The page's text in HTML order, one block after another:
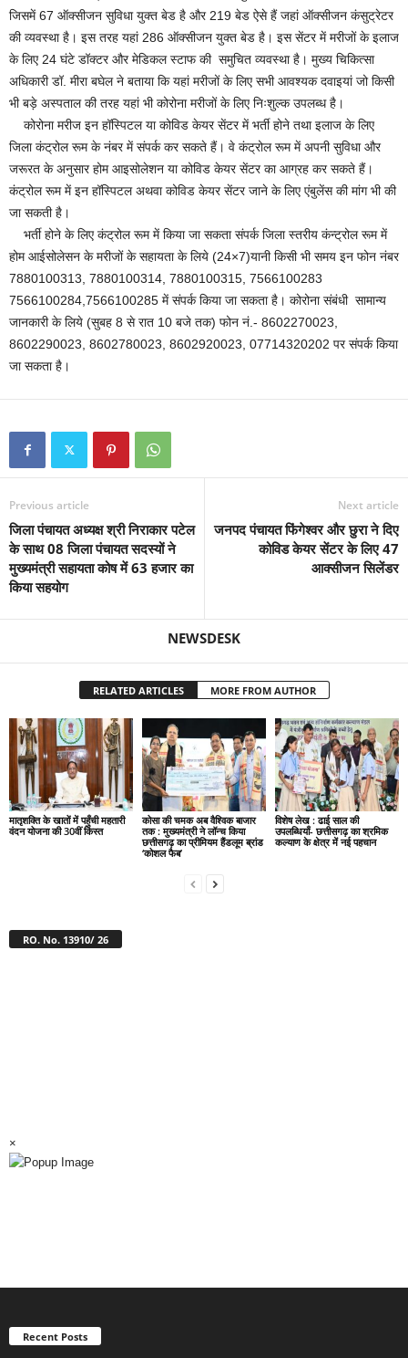
जिसमें 67 ऑक्सीजन सुविधा युक्त बेड है और 219 बेड ऐसे हैं जहां ऑक्सीजन कंसुट्रेटर
की व्यवस्था है। इस तरह यहां 286 ऑक्सीजन युक्त बेड है। इस सेंटर में मरीजों के इलाज
के लिए 24 घंटे डॉक्टर और मेडिकल स्टाफ की समुचित व्यवस्था है। मुख्य चिकित्सा
अधिकारी डॉ. मीरा बघेल ने बताया कि यहां मरीजों के लिए सभी आवश्यक दवाइयां जो किसी
भी बड़े अस्पताल की तरह यहां भी कोरोना मरीजों के लिए निःशुल्क उपलब्ध है।
कोरोना मरीज इन हॉस्पिटल या कोविड केयर सेंटर में भर्ती होने तथा इलाज के लिए
जिला कंट्रोल रूम के नंबर में संपर्क कर सकते हैं। वे कंट्रोल रूम में अपनी सुविधा और
जरूरत के अनुसार होम आइसोलेशन या कोविड केयर सेंटर का आग्रह कर सकते हैं।
कंट्रोल रूम में इन हॉस्पिटल अथवा कोविड केयर सेंटर जाने के लिए एंबुलेंस की मांग भी की
जा सकती है।
भर्ती होने के लिए कंट्रोल रूम में किया जा सकता संपर्क जिला स्तरीय कंन्ट्रोल रूम में
होम आईसोलेसन के मरीजों के सहायता के लिये (24×7)यानी किसी भी समय इन फोन नंबर
7880100313, 7880100314, 7880100315, 7566100283
7566100284,7566100285 में संपर्क किया जा सकता है। कोरोना संबंधी सामान्य
जानकारी के लिये (सुबह 8 से रात 10 बजे तक) फोन नं.- 8602270023,
8602290023, 8602780023, 8602920023, 07714320202 पर संपर्क किया
जा सकता है।
Previous article
जिला पंचायत अध्यक्ष श्री निराकार पटेल
के साथ 08 जिला पंचायत सदस्यों ने
मुख्यमंत्री सहायता कोष में 63 हजार का
किया सहयोग
Next article
जनपद पंचायत फिंगेश्वर और छुरा ने दिए
कोविड केयर सेंटर के लिए 47
आक्सीजन सिलेंडर
NEWSDESK
RELATED ARTICLES MORE FROM AUTHOR
मातृशक्ति के खातों में पहुँची महतारी
वंदन योजना की 30वीं किस्त
कोसा की चमक अब वैश्विक बाजार
तक : मुख्यमंत्री ने लॉन्च किया
छत्तीसगढ़ का प्रीमियम हैंडलूम ब्रांड
‘कोशल फैब’
विशेष लेख : ढाई साल की
उपलब्धियाँ- छत्तीसगढ़ का श्रमिक
कल्याण के क्षेत्र में नई पहचान
RO. No. 13910/ 26
×
Recent Posts